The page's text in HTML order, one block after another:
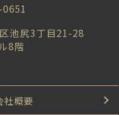
池尻3丁目21-28
8階
社概要